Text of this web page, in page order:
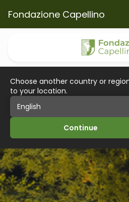
Fondazione Capellino
Choose another country or
to your location.
Continue